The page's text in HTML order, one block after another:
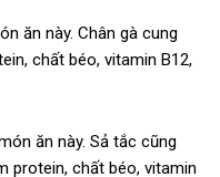
ăn này. Chân gà cung
chất béo, vitamin B12,
ăn này. Sả tắc cũng
protein, chất béo, vitamin